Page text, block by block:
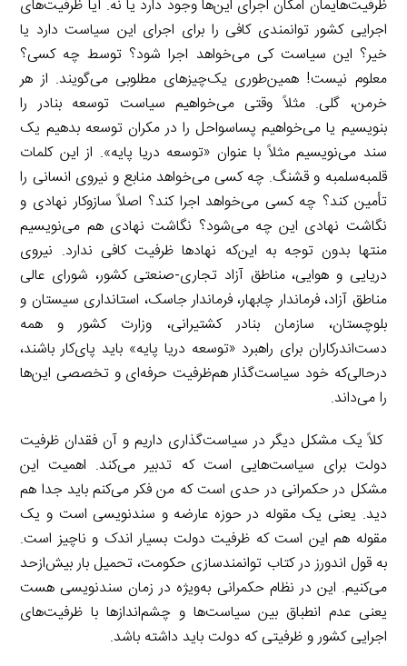
ظرفیت‌هایمان امکان اجرای این‌ها وجود دارد یا نه. آیا ظرفیت‌های
اجرایی کشور توانمندی کافی را برای اجرای این سیاست دارد یا
خیر؟ این سیاست کی می‌خواهد اجرا شود؟ توسط چه کسی؟
معلوم نیست! همین‌طوری یک‌چیزهای مطلوبی می‌گویند. از هر
خرمن، گلی. مثلاً وقتی می‌خواهیم سیاست توسعه بنادر را
بنویسیم یا می‌خواهیم پساسواحل را در مکران توسعه بدهیم یک
سند می‌نویسیم مثلاً با عنوان «توسعه دریا پایه». از این کلمات
قلمبه‌سلمبه و قشنگ. چه کسی می‌خواهد منابع و نیروی انسانی را
تأمین کند؟ چه کسی می‌خواهد اجرا کند؟ اصلاً سازوکار نهادی و
نگاشت نهادی این چه می‌شود؟ نگاشت نهادی هم می‌نویسیم
منتها بدون توجه به این‌که نهادها ظرفیت کافی ندارد. نیروی
دریایی و هوایی، مناطق آزاد تجاری-صنعتی کشور، شورای عالی
مناطق آزاد، فرماندار چابهار، فرماندار جاسک، استانداری سیستان و
بلوچستان، سازمان بنادر کشتیرانی، وزارت کشور و همه
دست‌اندرکاران برای راهبرد «توسعه دریا پایه» باید پای‌کار باشند،
درحالی‌که خود سیاست‌گذار هم‌ظرفیت حرفه‌ای و تخصصی این‌ها
را می‌داند.
کلاً یک مشکل دیگر در سیاست‌گذاری داریم و آن فقدان ظرفیت
دولت برای سیاست‌هایی است که تدبیر می‌کند. اهمیت این
مشکل در حکمرانی در حدی است که من فکر می‌کنم باید جدا هم
دید. یعنی یک مقوله در حوزه عارضه و سندنویسی است و یک
مقوله هم این است که ظرفیت دولت بسیار اندک و ناچیز است.
به قول اندورز در کتاب توانمندسازی حکومت، تحمیل بار بیش‌ازحد
می‌کنیم. این در نظام حکمرانی به‌ویژه در زمان سندنویسی هست
یعنی عدم انطباق بین سیاست‌ها و چشم‌اندازها با ظرفیت‌های
اجرایی کشور و ظرفیتی که دولت باید داشته باشد.